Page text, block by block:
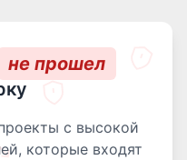
не прошел
с высокой
которые входят